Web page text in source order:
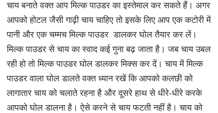
चाय बनाते वक्त आप मिल्क पाउडर का इस्तेमाल कर सकते हैं। अगर
आपको होटल जैसी गाढ़ी चाय चाहिए तो इसके लिए आप एक कटोरी में
पानी और एक चम्मच मिल्क पाउडर डालकर घोल तैयार कर लें।
मिल्क पाउडर से चाय का स्वाद कई गुना बढ़ जाता है। जब चाय उबल
रही हो तो मिल्क पाउडर घोल डालकर मिक्स कर दें। चाय में मिल्क
पाउडर वाला घोल डालते वक्त ध्यान रखें कि आपको कलछी को
लागातार चाय को चलाते रहना है और दूसरे हाथ से धीरे-धीरे करके
आपको घोल डालना है। ऐसे करने से चाय फटती नहीं है। चाय को